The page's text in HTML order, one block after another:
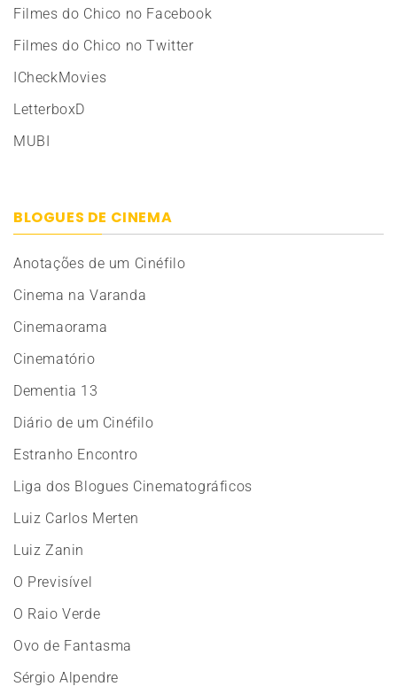
Filmes do Chico no Facebook
Filmes do Chico no Twitter
ICheckMovies
LetterboxD
MUBI
BLOGUES DE CINEMA
Anotações de um Cinéfilo
Cinema na Varanda
Cinemaorama
Cinematório
Dementia 13
Diário de um Cinéfilo
Estranho Encontro
Liga dos Blogues Cinematográficos
Luiz Carlos Merten
Luiz Zanin
O Previsível
O Raio Verde
Ovo de Fantasma
Sérgio Alpendre